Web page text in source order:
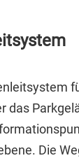
das
Die